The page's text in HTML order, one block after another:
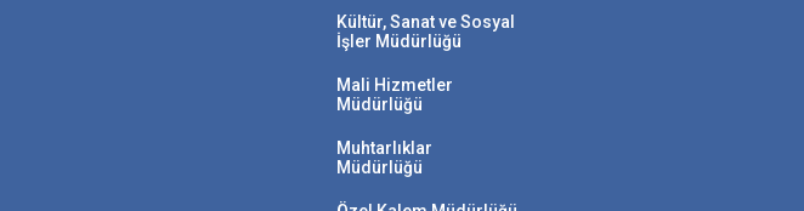
Kültür, Sanat ve Sosyal
İşler Müdürlüğü
Mali Hizmetler
Müdürlüğü
Muhtarlıklar
Müdürlüğü